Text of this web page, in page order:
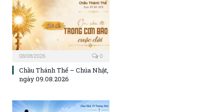
08/08/2026 0
Chầu Thánh Thể – Chúa Nhật,
ngày 09.08.2026